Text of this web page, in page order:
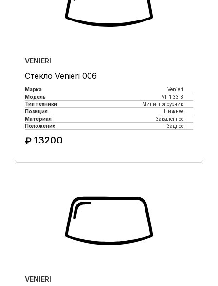
VENIERI
Стекло Venieri 006
Марка
Venieri
Модель
VF 1.33 B
Тип техники
Мини-погрузчик
Позиция
Нижнее
Материал
Закаленное
Положение
Заднее
₽ 13200
VENIERI